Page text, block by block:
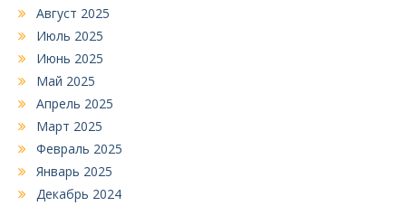
Август 2025
Июль 2025
Июнь 2025
Май 2025
Апрель 2025
Март 2025
Февраль 2025
Январь 2025
Декабрь 2024